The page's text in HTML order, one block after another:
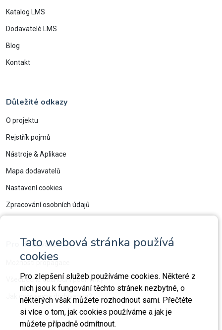
Tato webová stránka používá
cookies
Pro zlepšení služeb používáme cookies. Některé z
nich jsou k fungování těchto stránek nezbytné, o
některých však můžete rozhodnout sami. Přečtěte
si více o tom, jak cookies používáme a jak je
můžete případně odmítnout.
Katalog LMS
Dodavatelé LMS
Blog
Kontakt
Důležité odkazy
O projektu
Rejstřík pojmů
Nástroje & Aplikace
Mapa dodavatelů
Nastavení cookies
Zpracování osobních údajů
Pro dodavatele
Možnosti propagace
Všeobecné obchodní podmínky
Jak ověřujeme dodavatele?